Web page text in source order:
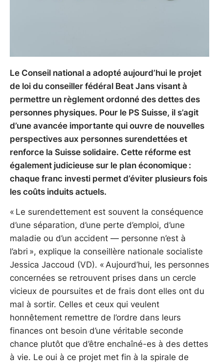
Le Conseil national a adopté aujourd’hui le projet
de loi du conseiller fédéral Beat Jans visant à
permettre un règlement ordonné des dettes des
personnes physiques. Pour le PS Suisse, il s’agit
d’une avancée importante qui ouvre de nouvelles
perspectives aux personnes surendettées et
renforce la Suisse solidaire. Cette réforme est
également judicieuse sur le plan économique :
chaque franc investi permet d’éviter plusieurs fois
les coûts induits actuels.
« Le surendettement est souvent la conséquence
d’une séparation, d’une perte d’emploi, d’une
maladie ou d’un accident — personne n’est à
l’abri », explique la conseillère nationale socialiste
Jessica Jaccoud (VD). « Aujourd’hui, les personnes
concernées se retrouvent prises dans un cercle
vicieux de poursuites et de frais dont elles ont du
mal à sortir. Celles et ceux qui veulent
honnêtement remettre de l’ordre dans leurs
finances ont besoin d’une véritable seconde
chance plutôt que d’être enchaîné-es à des dettes
à vie. Le oui à ce projet met fin à la spirale de